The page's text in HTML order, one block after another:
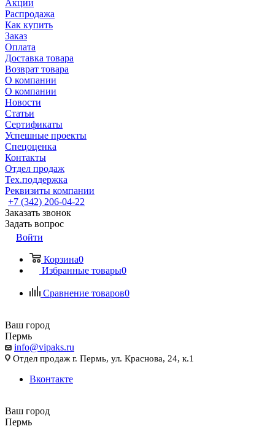
Акции
Распродажа
Как купить
Заказ
Оплата
Доставка товара
Возврат товара
О компании
О компании
Новости
Статьи
Сертификаты
Успешные проекты
Спецоценка
Контакты
Отдел продаж
Тех.поддержка
Реквизиты компании
+7 (342) 206-04-22
Заказать звонок
Задать вопрос
Войти
Корзина0
Избранные товары0
Сравнение товаров0
Ваш город
Пермь
info@vipaks.ru
Отдел продаж г. Пермь, ул. Краснова, 24, к.1
Вконтакте
Ваш город
Пермь